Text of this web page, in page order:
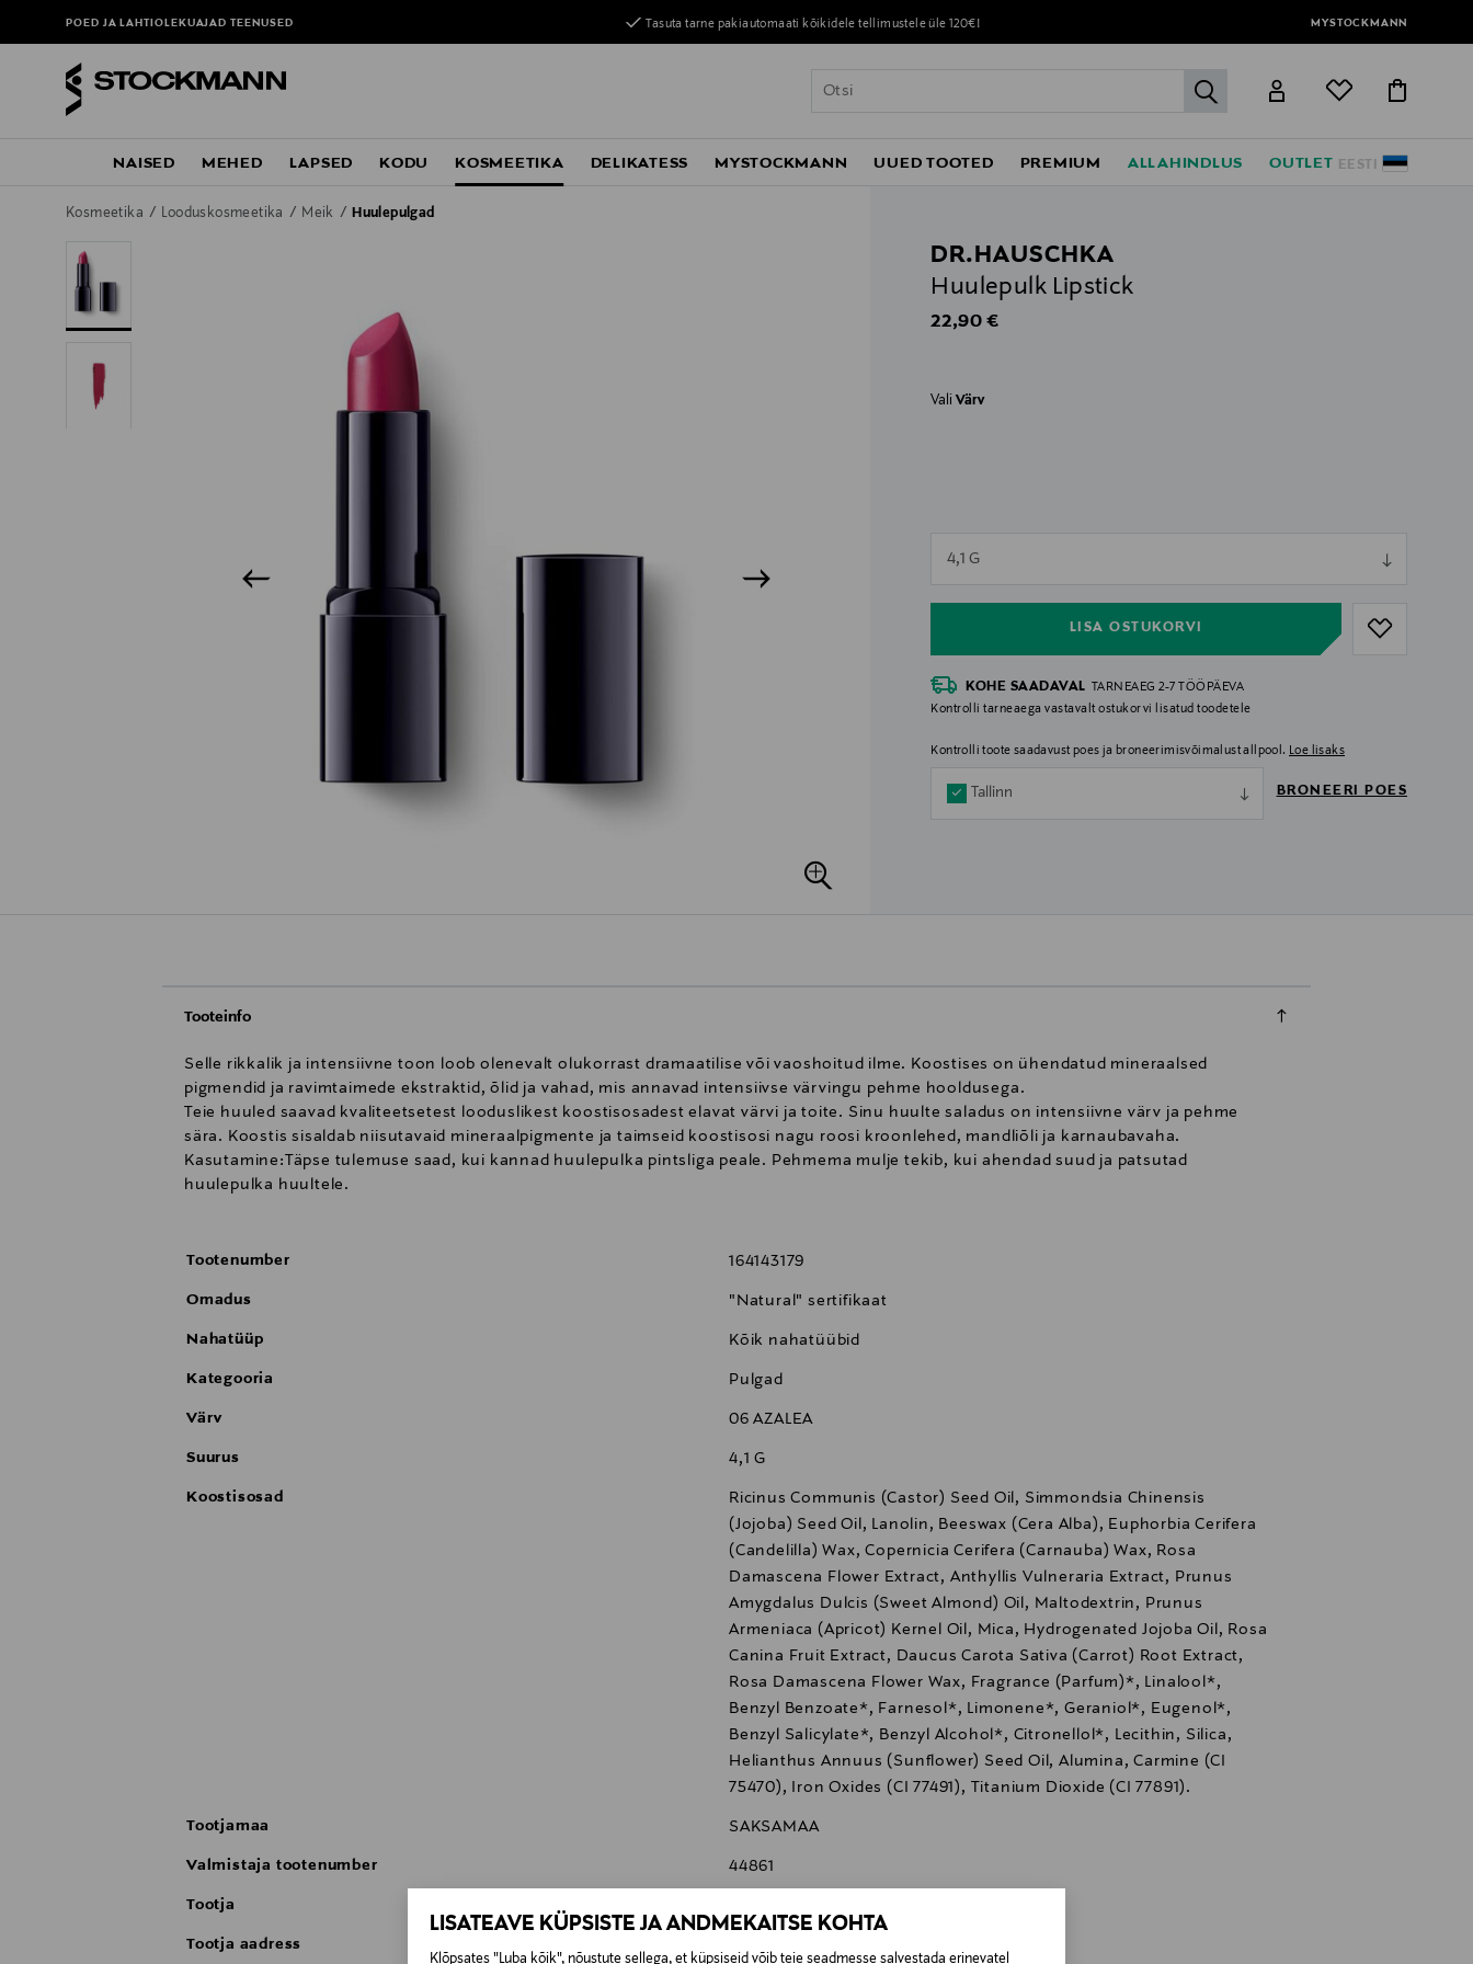
LISATEAVE KÜPSISTE JA ANDMEKAITSE KOHTA
Klõpsates "Luba kõik", nõustute sellega, et küpsiseid võib teie seadmesse salvestada erinevatel
POED JA LAHTIOLEKUAJADTEENUSED Tasuta tarne pakiautomaati kõikidele tellimustele üle 120€! MYSTOCKMANN
label.header.go
EESTI
NAISED MEHED LAPSED KODU KOSMEETIKA DELIKATESS MYSTOCKMANN UUED TOOTED PREMIUM ALLAHINDLUS OUTLET
Kosmeetika Looduskosmeetika Meik Huulepulgad
DR.HAUSCHKA
Huulepulk Lipstick
Original Price
22,90 €
ValiVärv
4,1 G
LISA OSTUKORVI
null
KOHE SAADAVAL TARNEAEG 2-7 TÖÖPÄEVA
Kontrolli tarneaega vastavalt ostukorvi lisatud toodetele
Kontrolli toote saadavust poes ja broneerimisvõimalust allpool. Loe lisaks
Tallinn BRONEERI POES
Tooteinfo
Selle rikkalik ja intensiivne toon loob olenevalt olukorrast dramaatilise või vaoshoitud ilme. Koostises on ühendatud mineraalsed
pigmendid ja ravimtaimede ekstraktid, õlid ja vahad, mis annavad intensiivse värvingu pehme hooldusega.
Teie huuled saavad kvaliteetsetest looduslikest koostisosadest elavat värvi ja toite. Sinu huulte saladus on intensiivne värv ja pehme
sära. Koostis sisaldab niisutavaid mineraalpigmente ja taimseid koostisosi nagu roosi kroonlehed, mandliõli ja karnaubavaha.
Kasutamine:Täpse tulemuse saad, kui kannad huulepulka pintsliga peale. Pehmema mulje tekib, kui ahendad suud ja patsutad
huulepulka huultele.
Tootenumber 164143179
Omadus "Natural" sertifikaat
Nahatüüp Kõik nahatüübid
Kategooria Pulgad
Värv 06 AZALEA
Suurus 4,1 G
Koostisosad
Ricinus Communis (Castor) Seed Oil, Simmondsia Chinensis
(Jojoba) Seed Oil, Lanolin, Beeswax (Cera Alba), Euphorbia Cerifera
(Candelilla) Wax, Copernicia Cerifera (Carnauba) Wax, Rosa
Damascena Flower Extract, Anthyllis Vulneraria Extract, Prunus
Amygdalus Dulcis (Sweet Almond) Oil, Maltodextrin, Prunus
Armeniaca (Apricot) Kernel Oil, Mica, Hydrogenated Jojoba Oil, Rosa
Canina Fruit Extract, Daucus Carota Sativa (Carrot) Root Extract,
Rosa Damascena Flower Wax, Fragrance (Parfum)*, Linalool*,
Benzyl Benzoate*, Farnesol*, Limonene*, Geraniol*, Eugenol*,
Benzyl Salicylate*, Benzyl Alcohol*, Citronellol*, Lecithin, Silica,
Helianthus Annuus (Sunflower) Seed Oil, Alumina, Carmine (CI
75470), Iron Oxides (CI 77491), Titanium Dioxide (CI 77891).
Tootjamaa SAKSAMAA
Valmistaja tootenumber 44861
Tootja
Tootja aadress